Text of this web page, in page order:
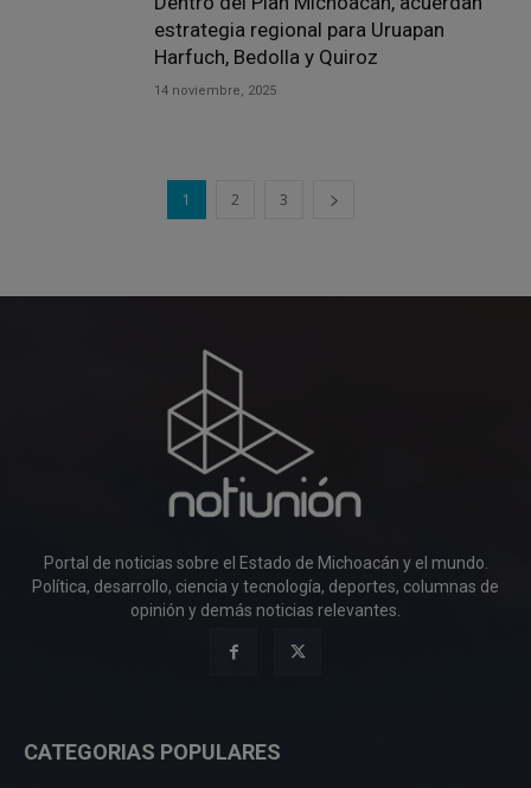
estrategia regional para Uruapan
Harfuch, Bedolla y Quiroz
14 noviembre, 2025
1 2 3
Portal de noticias sobre el Estado de Michoacán y el mundo.
Política, desarrollo, ciencia y tecnología, deportes, columnas de
opinión y demás noticias relevantes.
CATEGORIAS POPULARES